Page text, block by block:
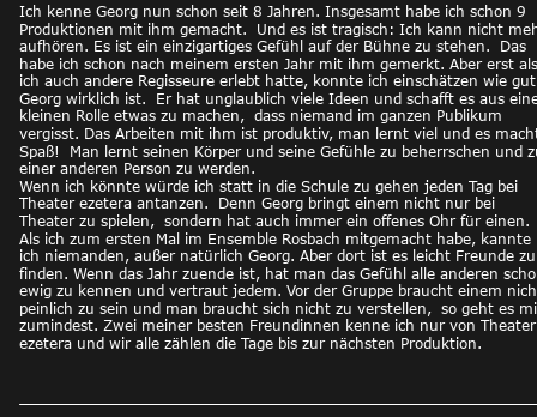
Ich kenne Georg nun schon seit 8 Jahren. Insgesamt habe ich schon 9
Produktionen mit ihm gemacht.  Und es ist tragisch: Ich kann nicht
aufhören. Es ist ein einzigartiges Gefühl auf der Bühne zu stehen.  Das
habe ich schon nach meinem ersten Jahr mit ihm gemerkt. Aber erst
ich auch andere Regisseure erlebt hatte, konnte ich einschätzen wie
Georg wirklich ist.  Er hat unglaublich viele Ideen und schafft es aus
kleinen Rolle etwas zu machen,  dass niemand im ganzen Publikum
vergisst. Das Arbeiten mit ihm ist produktiv, man lernt viel und es
Spaß!  Man lernt seinen Körper und seine Gefühle zu beherrschen und
einer anderen Person zu werden.
Wenn ich könnte würde ich statt in die Schule zu gehen jeden Tag bei
Theater ezetera antanzen.  Denn Georg bringt einem nicht nur bei
Theater zu spielen,  sondern hat auch immer ein offenes Ohr für einen.
Als ich zum ersten Mal im Ensemble Rosbach mitgemacht habe, kannte
ich niemanden, außer natürlich Georg. Aber dort ist es leicht Freunde
finden. Wenn das Jahr zuende ist, hat man das Gefühl alle anderen
ewig zu kennen und vertraut jedem. Vor der Gruppe braucht einem
peinlich zu sein und man braucht sich nicht zu verstellen,  so geht es
zumindest. Zwei meiner besten Freundinnen kenne ich nur von
ezetera und wir alle zählen die Tage bis zur nächsten Produktion.